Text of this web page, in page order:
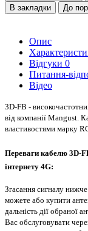
В закладки
До
Опис
Відгуки 0
Питання-
Відео
3D-FB -
від компанії Mangust.
властивостями марку
Переваги кабелю 3D-
інтернету 4G:
Згасання сигналу
можете або купити
дальність дії обраної
Вас обслуговувати